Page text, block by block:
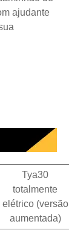
ajudante
Tya30
totalmente
elétrico (versão
aumentada)